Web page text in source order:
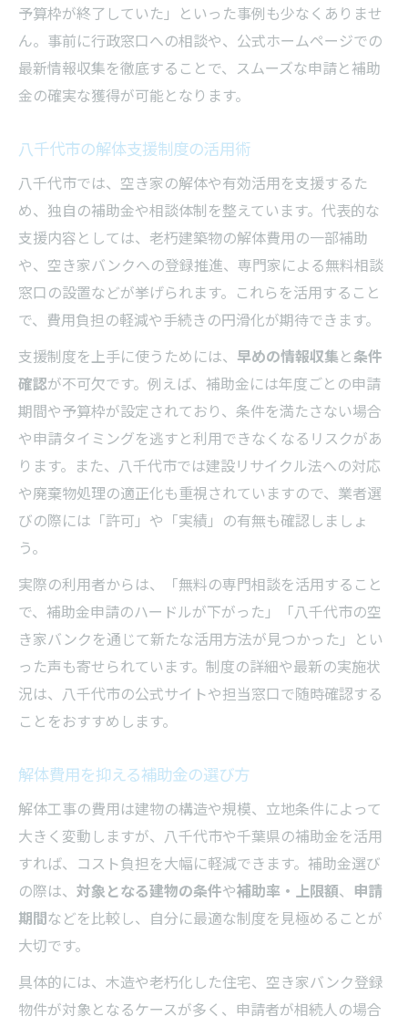
安全な解体のための事前相談手順
建設リサイクル法対応の解体ポイント
建設リサイクル法に基づく解体の流れ
八千代市特定建設作業の申請ポイント
解体ライブラリで法令情報を確認する
千葉県内の解体業者対応力を調査
予算枠が終了していた」といった事例も少なくありませ
ん。事前に行政窓口への相談や、公式ホームページでの
最新情報収集を徹底することで、スムーズな申請と補助
金の確実な獲得が可能となります。
八千代市の解体支援制度の活用術
八千代市では、空き家の解体や有効活用を支援するた
め、独自の補助金や相談体制を整えています。代表的な
支援内容としては、老朽建築物の解体費用の一部補助
や、空き家バンクへの登録推進、専門家による無料相談
窓口の設置などが挙げられます。これらを活用すること
で、費用負担の軽減や手続きの円滑化が期待できます。
支援制度を上手に使うためには、 早めの情報収集と条件
確認が不可欠です。例えば、補助金には年度ごとの申請
期間や予算枠が設定されており、条件を満たさない場合
や申請タイミングを逃すと利用できなくなるリスクがあ
ります。また、八千代市では建設リサイクル法への対応
や廃棄物処理の適正化も重視されていますので、業者選
びの際には「許可」や「実績」の有無も確認しましょ
う。
実際の利用者からは、「無料の専門相談を活用すること
で、補助金申請のハードルが下がった」「八千代市の空
き家バンクを通じて新たな活用方法が見つかった」とい
った声も寄せられています。制度の詳細や最新の実施状
況は、八千代市の公式サイトや担当窓口で随時確認する
ことをおすすめします。
解体費用を抑える補助金の選び方
解体工事の費用は建物の構造や規模、立地条件によって
大きく変動しますが、八千代市や千葉県の補助金を活用
すれば、コスト負担を大幅に軽減できます。補助金選び
の際は、 対象となる建物の条件や補助率・上限額、 申請
期間などを比較し、自分に最適な制度を見極めることが
大切です。
具体的には、木造や老朽化した住宅、空き家バンク登録
物件が対象となるケースが多く、申請者が相続人の場合